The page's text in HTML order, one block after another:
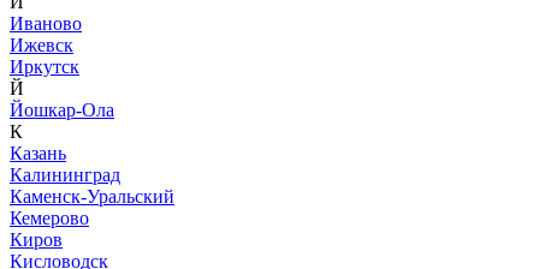
Иваново
Ижевск
Иркутск
Й
Йошкар-Ола
К
Казань
Калининград
Каменск-Уральский
Кемерово
Киров
Кисловодск